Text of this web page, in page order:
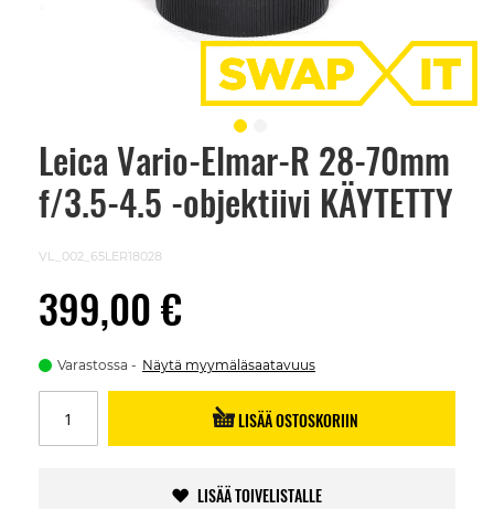
Leica Vario-Elmar-R 28-70mm
f/3.5-4.5 -objektiivi KÄYTETTY
VL_002_65LER18028
399,00 €
Varastossa Näytä myymäläsaatavuus
LISÄÄ OSTOSKORIIN
LISÄÄ TOIVELISTALLE
Skip
beginning
images